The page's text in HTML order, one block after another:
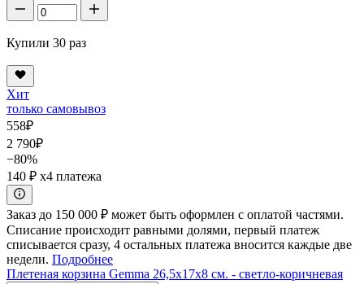
Купили 30 раз
Хит
только самовывоз
558₽
2 790₽
−80%
140 ₽ x4 платежа
Заказ до 150 000 ₽ может быть оформлен с оплатой частями.
Списание происходит равными долями, первый платеж
списывается сразу, 4 остальных платежа вносится каждые две
недели. Подробнее
Плетеная корзина Gemma 26,5x17x8 см. - светло-коричневая